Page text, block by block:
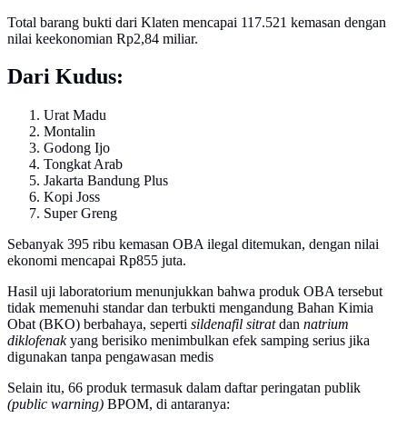
Total barang bukti dari Klaten mencapai 117.521 kemasan dengan
nilai keekonomian Rp2,84 miliar.
Dari Kudus:
Urat Madu
Montalin
Godong Ijo
Tongkat Arab
Jakarta Bandung Plus
Kopi Joss
Super Greng
Sebanyak 395 ribu kemasan OBA ilegal ditemukan, dengan nilai
ekonomi mencapai Rp855 juta.
Hasil uji laboratorium menunjukkan bahwa produk OBA tersebut
tidak memenuhi standar dan terbukti mengandung Bahan Kimia
Obat (BKO) berbahaya, seperti sildenafil sitratdan natrium
diklofenakyang berisiko menimbulkan efek samping serius jika
digunakan tanpa pengawasan medis
Selain itu, 66 produk termasuk dalam daftar peringatan publik
(public warning) BPOM, di antaranya: